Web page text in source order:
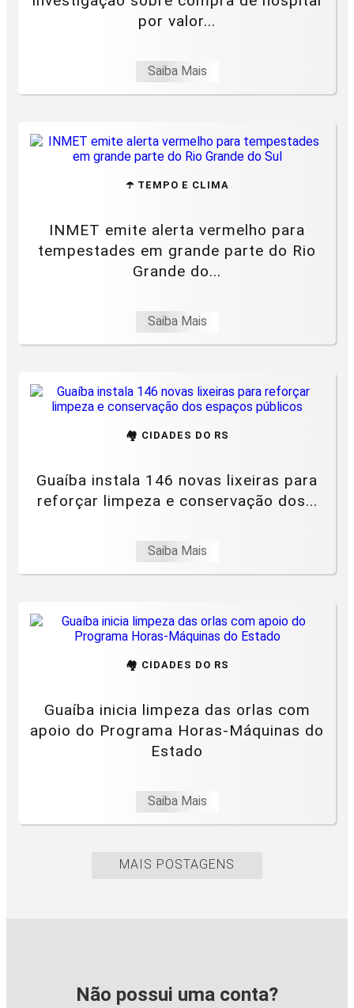
por valor...
Saiba Mais
☂️ TEMPO E CLIMA
INMET emite alerta vermelho para
tempestades em grande parte do Rio
Grande do...
Saiba Mais
🏘️ CIDADES DO RS
Guaíba instala 146 novas lixeiras para
reforçar limpeza e conservação dos...
Saiba Mais
🏘️ CIDADES DO RS
Guaíba inicia limpeza das orlas com
apoio do Programa Horas-Máquinas do
Estado
Saiba Mais
MAIS POSTAGENS
Não possui uma conta?